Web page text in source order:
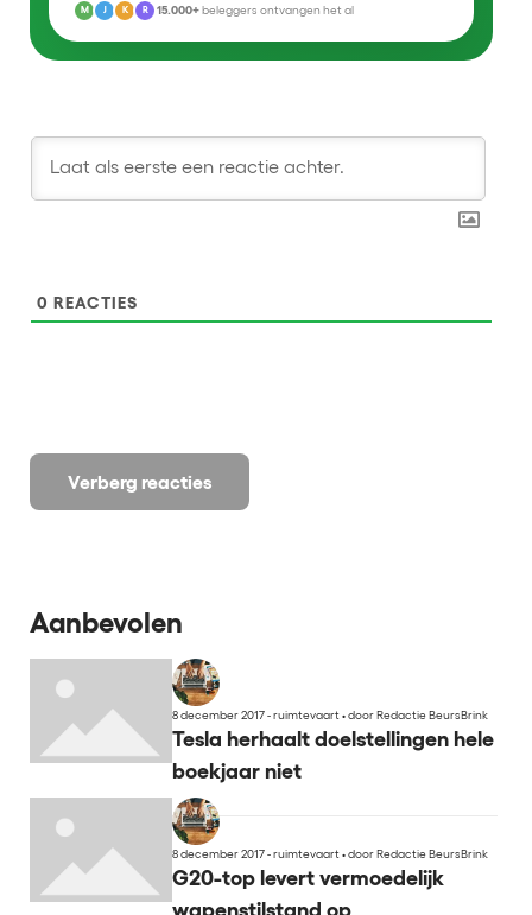
M J K R 15.000+beleggers ontvangen het al
Verberg reacties
0 REACTIES
Aanbevolen
8 december 2017 - ruimtevaart•door Redactie BeursBrink
Tesla herhaalt doelstellingen hele
boekjaar niet
8 december 2017 - ruimtevaart•door Redactie BeursBrink
G20-top levert vermoedelijk